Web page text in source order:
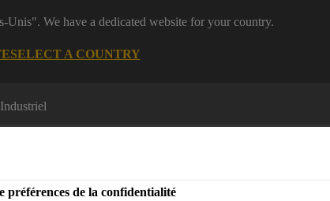
Unis". We have a dedicated website for your country.
SELECT A COUNTRY
Industriel
préférences de la confidentialité